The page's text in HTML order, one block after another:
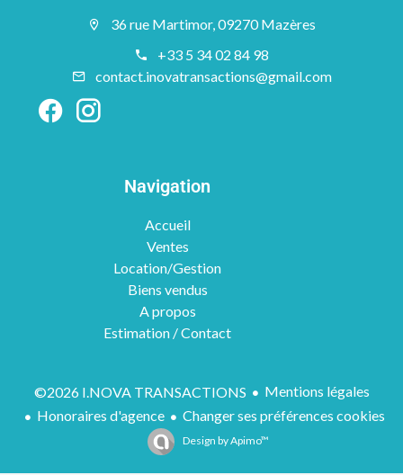
36 rue Martimor, 09270 Mazères
+33 5 34 02 84 98
contact.inovatransactions@gmail.com
Navigation
Accueil
Ventes
Location/Gestion
Biens vendus
A propos
Estimation / Contact
©2026 I.NOVA TRANSACTIONS
Mentions légales
Honoraires d'agence
Changer ses préférences cookies
Design byApimo™